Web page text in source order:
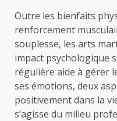
Outre les bienfaits
renforcement
souplesse, les arts
impact psychologique
régulière aide à gérer
ses émotions, deux
positivement dans la
s’agisse du milieu